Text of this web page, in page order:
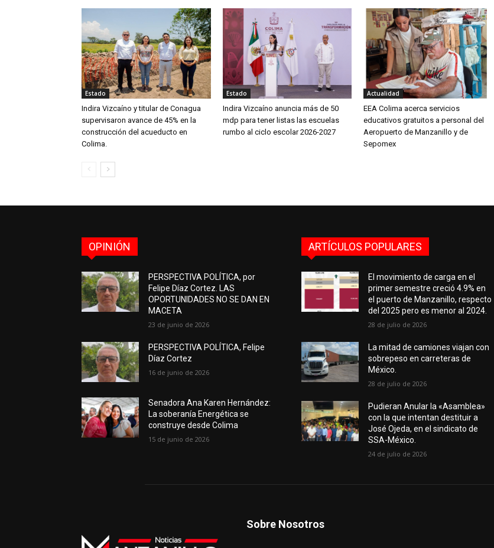
Estado
Indira Vizcaíno y titular de Conagua
supervisaron avance de 45% en la
construcción del acueducto en
Colima.
Estado
Indira Vizcaíno anuncia más de 50
mdp para tener listas las escuelas
rumbo al ciclo escolar 2026-2027
Actualidad
EEA Colima acerca servicios
educativos gratuitos a personal del
Aeropuerto de Manzanillo y de
Sepomex
OPINIÓN
PERSPECTIVA POLÍTICA, por
Felipe Díaz Cortez. LAS
OPORTUNIDADES NO SE DAN EN
MACETA
23 de junio de 2026
PERSPECTIVA POLÍTICA, Felipe
Díaz Cortez
16 de junio de 2026
Senadora Ana Karen Hernández:
La soberanía Energética se
construye desde Colima
15 de junio de 2026
ARTÍCULOS POPULARES
El movimiento de carga en el
primer semestre creció 4.9% en
el puerto de Manzanillo, respecto
del 2025 pero es menor al 2024.
28 de julio de 2026
La mitad de camiones viajan con
sobrepeso en carreteras de
México.
28 de julio de 2026
Pudieran Anular la «Asamblea»
con la que intentan destituir a
José Ojeda, en el sindicato de
SSA-México.
24 de julio de 2026
Sobre Nosotros